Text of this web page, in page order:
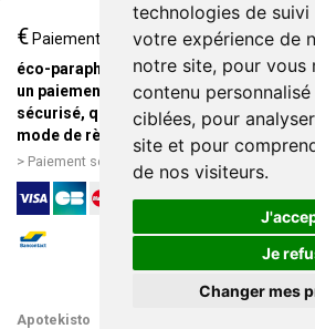
technologies de
votre expérience de
notre site, pour vous
contenu
ciblées, pour
site et pour
de nos visiteurs.
Je
Changer mes
€ Paiement
éco-parapharmacie.fr offre
un paiement entièrement
sécurisé, quel que soit le
mode de règlement
Paiement sécurisé et simple
point
Apotekisto